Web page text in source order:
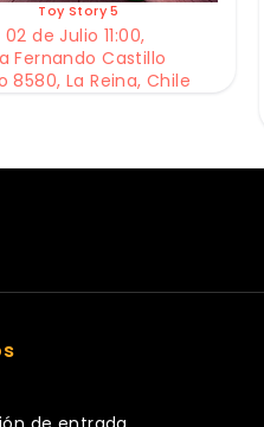
Toy Story 5
de Julio 11:00,
Fernando Castillo
8580, La Reina, Chile